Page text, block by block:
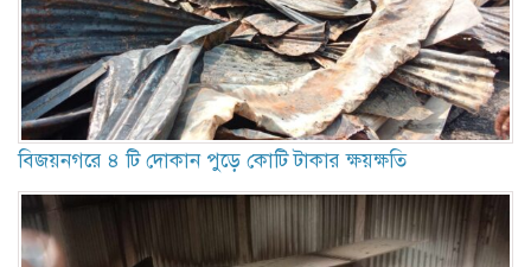
বিজয়নগরে ৪ টি দোকান পুড়ে কোটি টাকার ক্ষয়ক্ষতি